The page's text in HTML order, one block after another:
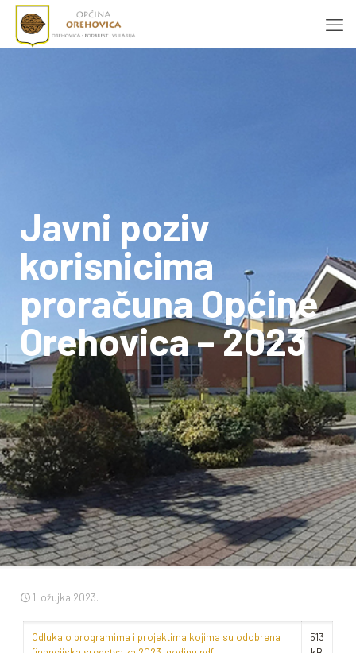
Javni poziv
korisnicima
proračuna Općine
Orehovica – 2023
1. ožujka 2023.
Odluka o programima i projektima kojima su odobrena
513